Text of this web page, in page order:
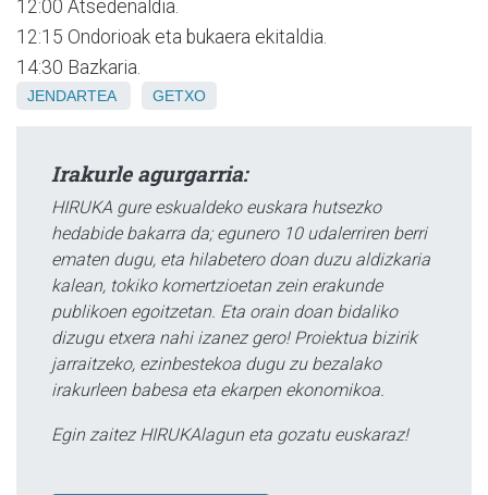
12:00 Atsedenaldia.
12:15 Ondorioak eta bukaera ekitaldia.
14:30 Bazkaria.
JENDARTEA GETXO
Irakurle agurgarria:
HIRUKA gure eskualdeko euskara hutsezko
hedabide bakarra da; egunero 10 udalerriren berri
ematen dugu, eta hilabetero doan duzu aldizkaria
kalean, tokiko komertzioetan zein erakunde
publikoen egoitzetan. Eta orain doan bidaliko
dizugu etxera nahi izanez gero! Proiektua bizirik
jarraitzeko, ezinbestekoa dugu zu bezalako
irakurleen babesa eta ekarpen ekonomikoa.
Egin zaitez HIRUKAlagun eta gozatu euskaraz!